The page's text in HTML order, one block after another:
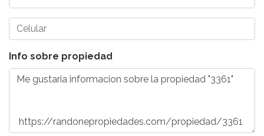
Info sobre propiedad